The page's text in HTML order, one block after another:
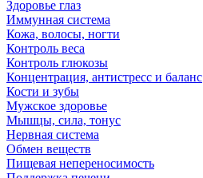
Здоровье глаз
Иммунная система
Кожа, волосы, ногти
Контроль веса
Контроль глюкозы
Концентрация, антистресс и баланс
Кости и зубы
Мужское здоровье
Мышцы, сила, тонус
Нервная система
Обмен веществ
Пищевая непереносимость